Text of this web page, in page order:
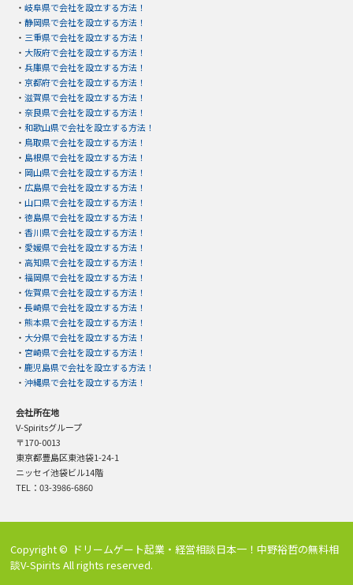
・ 岐阜県で会社を設立する方法！
・ 静岡県で会社を設立する方法！
・ 三重県で会社を設立する方法！
・ 大阪府で会社を設立する方法！
・ 兵庫県で会社を設立する方法！
・ 京都府で会社を設立する方法！
・ 滋賀県で会社を設立する方法！
・ 奈良県で会社を設立する方法！
・ 和歌山県で会社を設立する方法！
・ 鳥取県で会社を設立する方法！
・ 島根県で会社を設立する方法！
・ 岡山県で会社を設立する方法！
・ 広島県で会社を設立する方法！
・ 山口県で会社を設立する方法！
・ 徳島県で会社を設立する方法！
・ 香川県で会社を設立する方法！
・ 愛媛県で会社を設立する方法！
・ 高知県で会社を設立する方法！
・ 福岡県で会社を設立する方法！
・ 佐賀県で会社を設立する方法！
・ 長崎県で会社を設立する方法！
・ 熊本県で会社を設立する方法！
・ 大分県で会社を設立する方法！
・ 宮崎県で会社を設立する方法！
・ 鹿児島県で会社を設立する方法！
・ 沖縄県で会社を設立する方法！
会社所在地
V-Spiritsグループ
〒170-0013
東京都豊島区東池袋1-24-1
ニッセイ池袋ビル14階
TEL：03-3986-6860
Copyright © ドリームゲート起業・経営相談日本一！中野裕哲の無料相
談V-Spirits All rights reserved.